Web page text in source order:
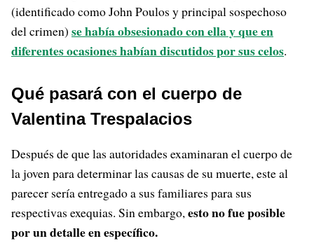
(identificado como John Poulos y principal sospechoso
del crimen) se había obsesionado con ella y que en
diferentes ocasiones habían discutidos por sus celos.
Qué pasará con el cuerpo de
Valentina Trespalacios
Después de que las autoridades examinaran el cuerpo de
la joven para determinar las causas de su muerte, este al
parecer sería entregado a sus familiares para sus
respectivas exequias. Sin embargo, esto no fue posible
por un detalle en específico.